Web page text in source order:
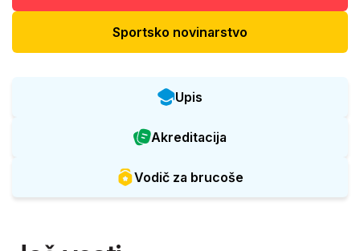
Sportsko novinarstvo
Upis
Akreditacija
Vodič za brucoše